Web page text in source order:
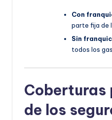
Con
parte fija de
Sin
todos los
Coberturas
de los